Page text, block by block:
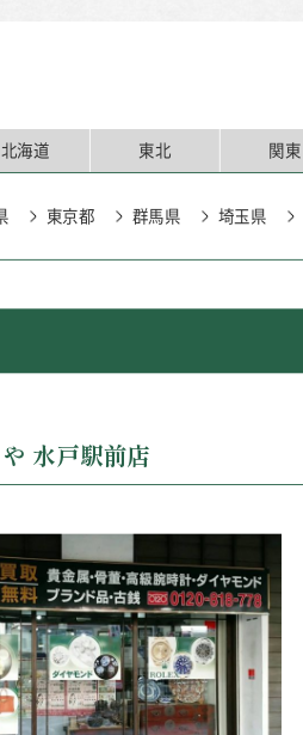
北海道 東北 関東
東京都 群馬県 埼玉県
埼玉県 茨城県 千葉県
水戸駅前店